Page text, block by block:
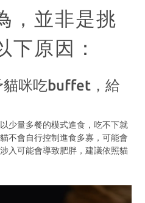
，並非是挑
下原因：
貓咪吃buffet，給
少量多餐的模式進食，吃不下就
不會自行控制進食多寡，可能會
入可能會導致肥胖，建議依照貓